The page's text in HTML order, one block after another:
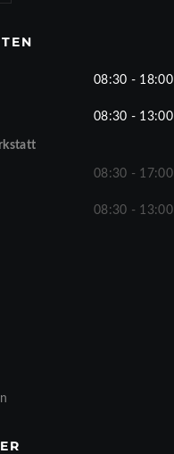
08:30 - 18:00
08:30 - 13:00
08:30 - 17:00
08:30 - 13:00